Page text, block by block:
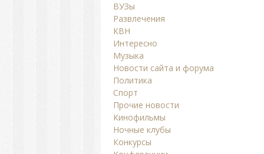
ВУЗы
Развлечения
КВН
Интересно
Музыка
Новости сайта и форума
Политика
Спорт
Прочие новости
Кинофильмы
Ночные клубы
Конкурсы